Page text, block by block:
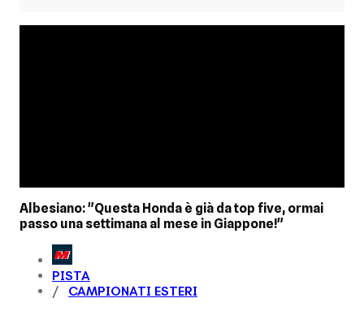
Albesiano: "Questa Honda è già da top five, ormai
passo una settimana al mese in Giappone!"
PISTA
CAMPIONATI ESTERI